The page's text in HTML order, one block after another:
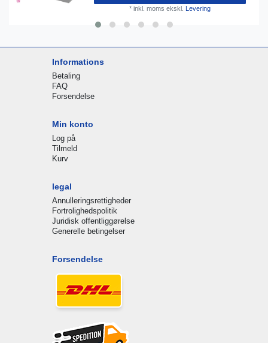
* inkl. moms ekskl. Levering
Informations
Betaling
FAQ
Forsendelse
Min konto
Log på
Tilmeld
Kurv
legal
Annulleringsrettigheder
Fortrolighedspolitik
Juridisk offentliggørelse
Generelle betingelser
Forsendelse